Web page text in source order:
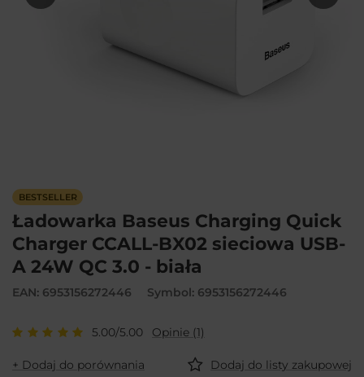
BESTSELLER
Ładowarka Baseus Charging Quick
Charger CCALL-BX02 sieciowa USB-
A 24W QC 3.0 - biała
EAN: 6953156272446 Symbol: 6953156272446
5.00/5.00 Opinie (1)
+ Dodaj do porównania Dodaj do listy zakupowej